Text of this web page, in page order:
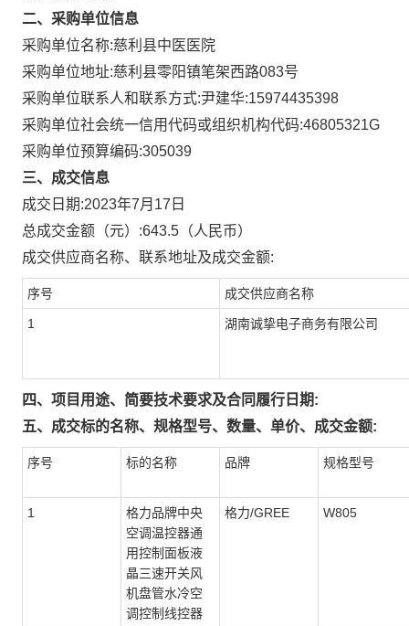
二、采购单位信息
采购单位名称:慈利县中医医院
采购单位地址:慈利县零阳镇笔架西路083号
采购单位联系人和联系方式:尹建华:15974435398
采购单位社会统一信用代码或组织机构代码:46805321G
采购单位预算编码:305039
三、成交信息
成交日期:2023年7月17日
总成交金额（元）:643.5 （人民币）
成交供应商名称、联系地址及成交金额:
序号 成交供应商名称
1 湖南诚挚电子商务有限公司
四、项目用途、简要技术要求及合同履行日期:
五、成交标的名称、规格型号、数量、单价、成交金额:
序号 标的名称 品牌 规格型号
1
格力品牌中央
空调温控器通
用控制面板液
晶三速开关风
机盘管水冷空
调控制线控器
格力/GREE W805